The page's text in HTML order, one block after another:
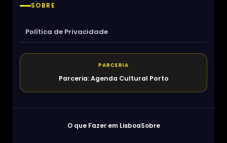
SOBRE
Política de Privacidade
PARCERIA
Parceria: Agenda Cultural Porto
O que Fazer em LisboaSobre